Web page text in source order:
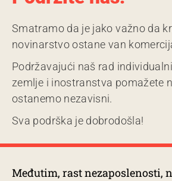
Smatramo da je jako važno da
novinarstvo ostane van
Podržavajući naš rad
zemlje i inostranstva pomažete
ostanemo nezavisni.
Sva podrška je dobrodošla!
Međutim, rast nezaposlenosti,